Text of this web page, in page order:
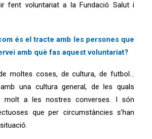
fent voluntariat a la Fundació Salut i
és el tracte amb les persones que
amb què fas aquest voluntariat?
moltes coses, de cultura, de futbol…
una cultura general, de les quals
molt a les nostres converses. I són
que per circumstàncies s’han